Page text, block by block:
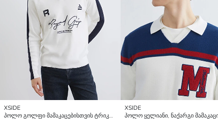
XSIDE
პოლო გოლფი მამაკაცებისთვის ტრიკოტაჟის სვიტერი
XSIDE